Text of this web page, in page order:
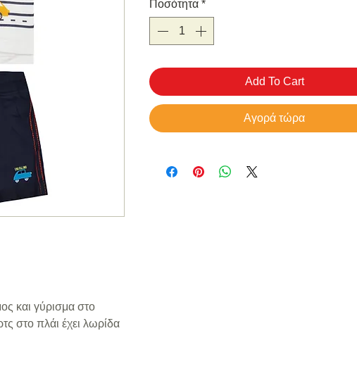
και γύρισμα στο
στο πλάι έχει λωρίδα
Ποσότητα *
Add To Cart
Αγορά τώρα